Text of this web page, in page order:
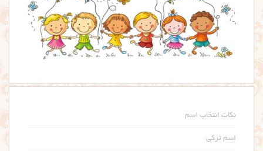
نکات انتخاب اسم
اسم ترکی